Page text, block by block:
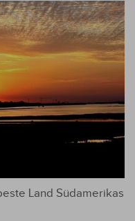
Land Südamerikas